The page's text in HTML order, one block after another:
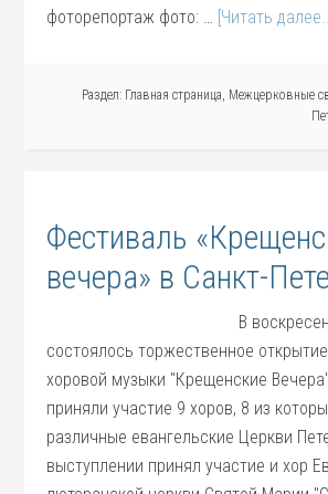
фоторепортаж фото: … [Читать
Раздел: Главная страница, Межцерковные
Фестиваль
вечера» в Санкт-
В
состоялось торжественное
хоровой музыки "Крещенские
приняли участие 9 хоров, 8 из
различные евангельские Церкви
выступлении принял участие и хор